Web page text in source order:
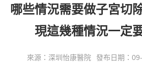
哪些情況需要做子宮切
現這幾種情況一定
來源：深圳怡康醫院 發布日期：